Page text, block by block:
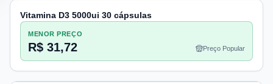
Vitamina D3 5000ui 30 cápsulas
MENOR PREÇO
R$ 31,72 Preço Popular